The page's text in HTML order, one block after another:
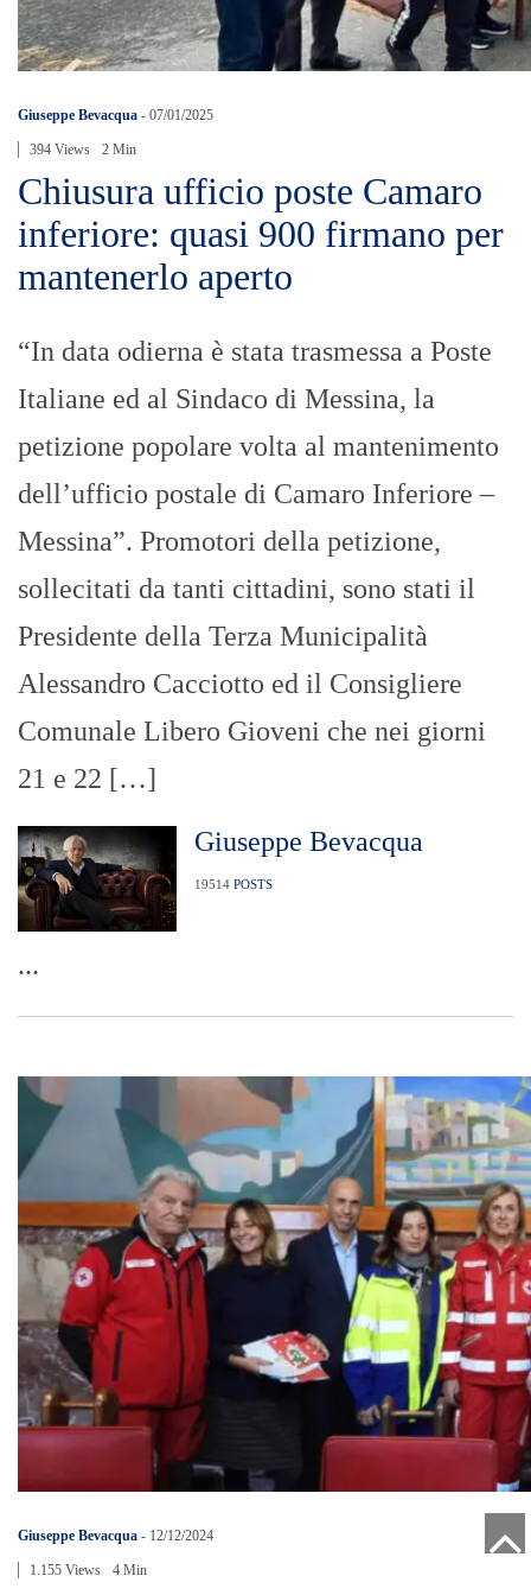
Giuseppe Bevacqua - 07/01/2025
394 Views 2 Min
Chiusura ufficio poste Camaro
inferiore: quasi 900 firmano per
mantenerlo aperto
“In data odierna è stata trasmessa a Poste
Italiane ed al Sindaco di Messina, la
petizione popolare volta al mantenimento
dell’ufficio postale di Camaro Inferiore –
Messina”. Promotori della petizione,
sollecitati da tanti cittadini, sono stati il
Presidente della Terza Municipalità
Alessandro Cacciotto ed il Consigliere
Comunale Libero Gioveni che nei giorni
21 e 22 […]
Giuseppe Bevacqua
19514 POSTS
...
Giuseppe Bevacqua - 12/12/2024
1.155 Views 4 Min